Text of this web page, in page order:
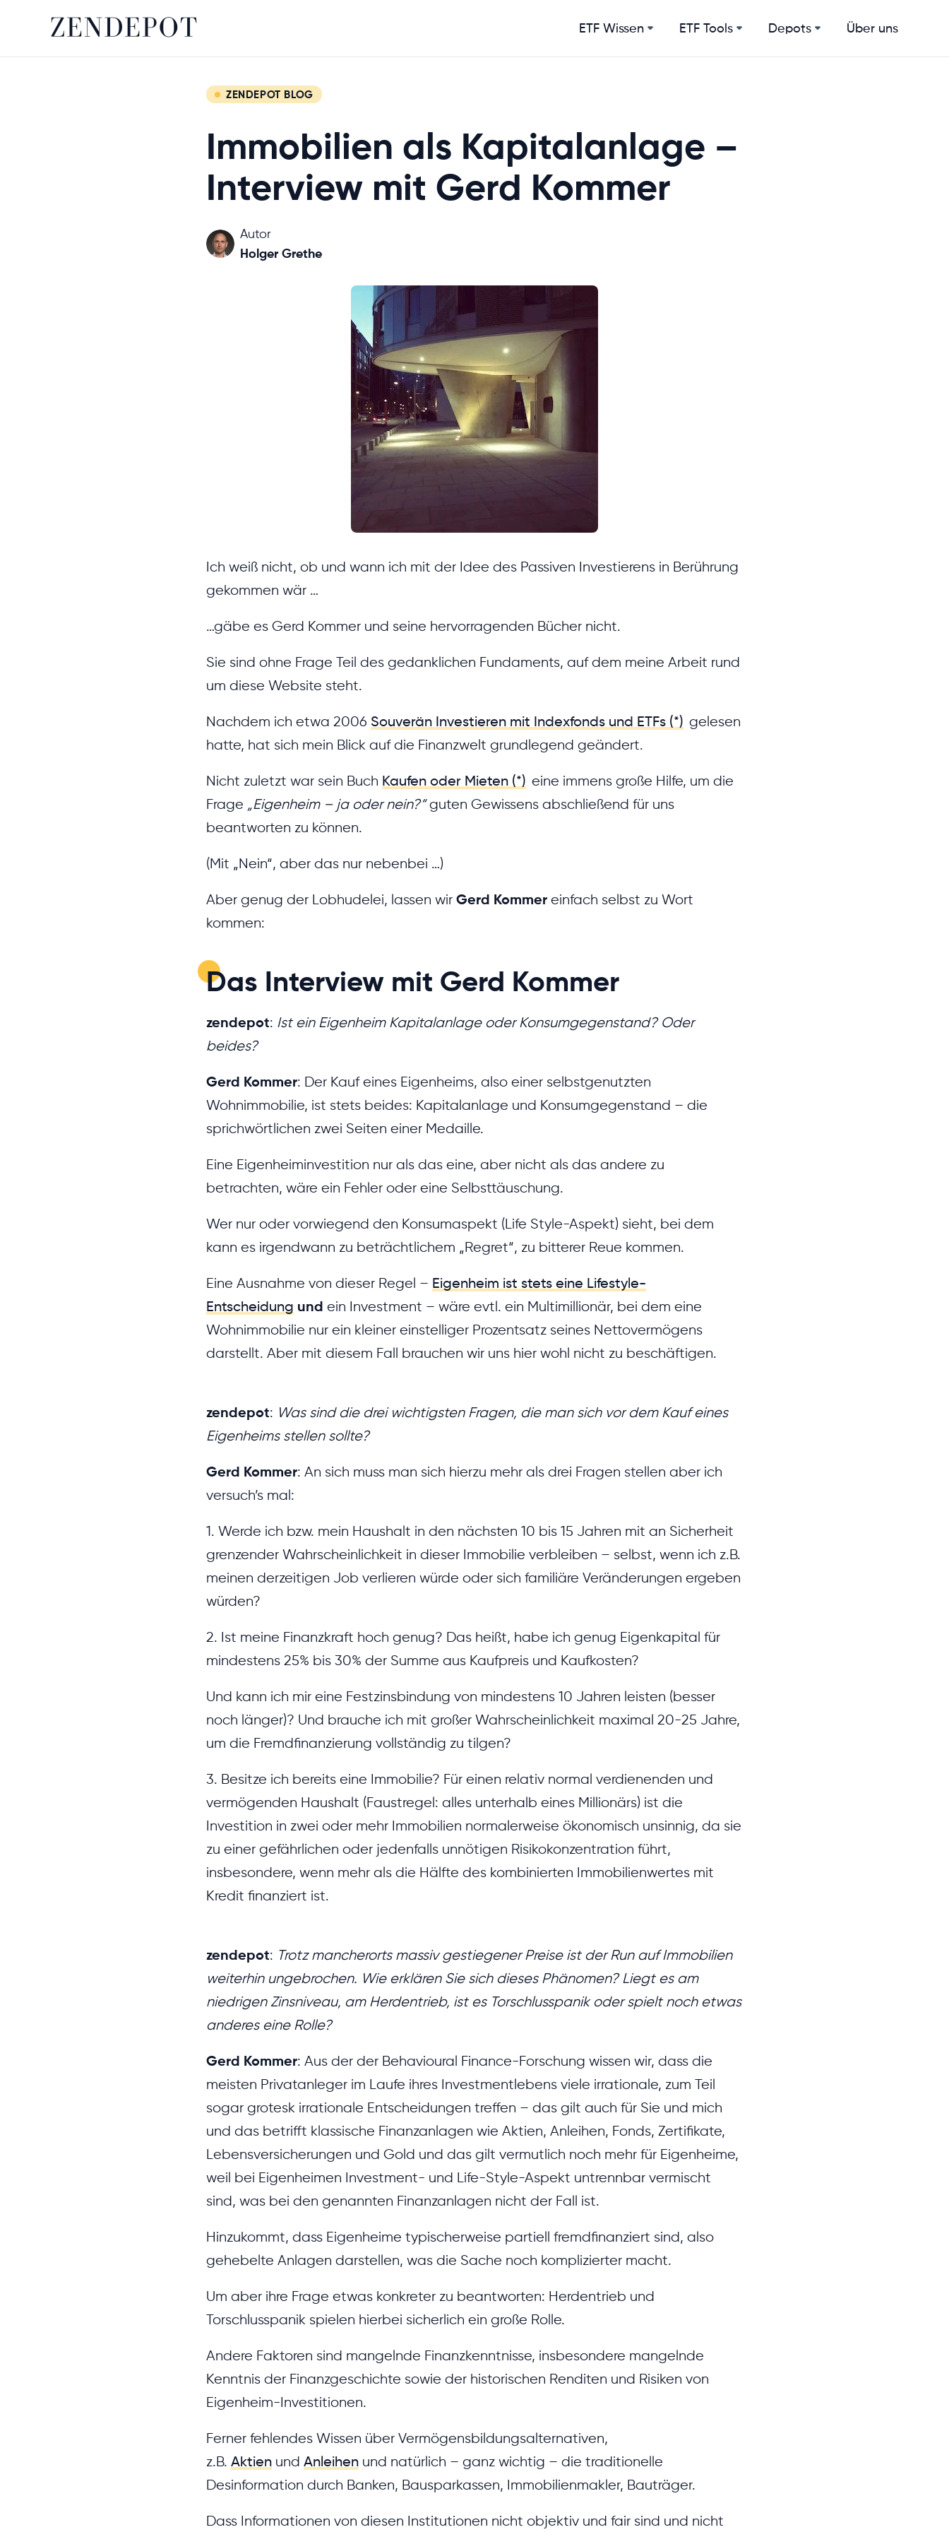
ETF Wissen ETF Tools Depots Über uns
ZENDEPOT BLOG
Immobilien als Kapitalanlage –
Interview mit Gerd Kommer
Autor
Holger Grethe
Ich weiß nicht, ob und wann ich mit der Idee des Passiven Investierens in Berührung
gekommen wär …
…gäbe es Gerd Kommer und seine hervorragenden Bücher nicht.
Sie sind ohne Frage Teil des gedanklichen Fundaments, auf dem meine Arbeit rund
um diese Website steht.
Nachdem ich etwa 2006 Souverän Investieren mit Indexfonds und ETFs (*) gelesen
hatte, hat sich mein Blick auf die Finanzwelt grundlegend geändert.
Nicht zuletzt war sein Buch Kaufen oder Mieten (*) eine immens große Hilfe, um die
Frage „Eigenheim – ja oder nein?“guten Gewissens abschließend für uns
beantworten zu können.
(Mit „Nein“, aber das nur nebenbei …)
Aber genug der Lobhudelei, lassen wir Gerd Kommer einfach selbst zu Wort
kommen:
Das Interview mit Gerd Kommer
zendepot: Ist ein Eigenheim Kapitalanlage oder Konsumgegenstand? Oder
beides?
Gerd Kommer: Der Kauf eines Eigenheims, also einer selbstgenutzten
Wohnimmobilie, ist stets beides: Kapitalanlage und Konsumgegenstand – die
sprichwörtlichen zwei Seiten einer Medaille.
Eine Eigenheiminvestition nur als das eine, aber nicht als das andere zu
betrachten, wäre ein Fehler oder eine Selbsttäuschung.
Wer nur oder vorwiegend den Konsumaspekt (Life Style-Aspekt) sieht, bei dem
kann es irgendwann zu beträchtlichem „Regret“, zu bitterer Reue kommen.
Eine Ausnahme von dieser Regel – Eigenheim ist stets eine Lifestyle-
Entscheidung und ein Investment – wäre evtl. ein Multimillionär, bei dem eine
Wohnimmobilie nur ein kleiner einstelliger Prozentsatz seines Nettovermögens
darstellt. Aber mit diesem Fall brauchen wir uns hier wohl nicht zu beschäftigen.
zendepot: Was sind die drei wichtigsten Fragen, die man sich vor dem Kauf eines
Eigenheims stellen sollte?
Gerd Kommer: An sich muss man sich hierzu mehr als drei Fragen stellen aber ich
versuch’s mal:
1. Werde ich bzw. mein Haushalt in den nächsten 10 bis 15 Jahren mit an Sicherheit
grenzender Wahrscheinlichkeit in dieser Immobilie verbleiben – selbst, wenn ich z.B.
meinen derzeitigen Job verlieren würde oder sich familiäre Veränderungen ergeben
würden?
2. Ist meine Finanzkraft hoch genug? Das heißt, habe ich genug Eigenkapital für
mindestens 25% bis 30% der Summe aus Kaufpreis und Kaufkosten?
Und kann ich mir eine Festzinsbindung von mindestens 10 Jahren leisten (besser
noch länger)? Und brauche ich mit großer Wahrscheinlichkeit maximal 20-25 Jahre,
um die Fremdfinanzierung vollständig zu tilgen?
3. Besitze ich bereits eine Immobilie? Für einen relativ normal verdienenden und
vermögenden Haushalt (Faustregel: alles unterhalb eines Millionärs) ist die
Investition in zwei oder mehr Immobilien normalerweise ökonomisch unsinnig, da sie
zu einer gefährlichen oder jedenfalls unnötigen Risikokonzentration führt,
insbesondere, wenn mehr als die Hälfte des kombinierten Immobilienwertes mit
Kredit finanziert ist.
zendepot: Trotz mancherorts massiv gestiegener Preise ist der Run auf Immobilien
weiterhin ungebrochen. Wie erklären Sie sich dieses Phänomen? Liegt es am
niedrigen Zinsniveau, am Herdentrieb, ist es Torschlusspanik oder spielt noch etwas
anderes eine Rolle?
Gerd Kommer: Aus der der Behavioural Finance-Forschung wissen wir, dass die
meisten Privatanleger im Laufe ihres Investmentlebens viele irrationale, zum Teil
sogar grotesk irrationale Entscheidungen treffen – das gilt auch für Sie und mich
und das betrifft klassische Finanzanlagen wie Aktien, Anleihen, Fonds, Zertifikate,
Lebensversicherungen und Gold und das gilt vermutlich noch mehr für Eigenheime,
weil bei Eigenheimen Investment- und Life-Style-Aspekt untrennbar vermischt
sind, was bei den genannten Finanzanlagen nicht der Fall ist.
Hinzukommt, dass Eigenheime typischerweise partiell fremdfinanziert sind, also
gehebelte Anlagen darstellen, was die Sache noch komplizierter macht.
Um aber ihre Frage etwas konkreter zu beantworten: Herdentrieb und
Torschlusspanik spielen hierbei sicherlich ein große Rolle.
Andere Faktoren sind mangelnde Finanzkenntnisse, insbesondere mangelnde
Kenntnis der Finanzgeschichte sowie der historischen Renditen und Risiken von
Eigenheim-Investitionen.
Ferner fehlendes Wissen über Vermögensbildungsalternativen,
z.B. Aktien und Anleihen und natürlich – ganz wichtig – die traditionelle
Desinformation durch Banken, Bausparkassen, Immobilienmakler, Bauträger.
Dass Informationen von diesen Institutionen nicht objektiv und fair sind und nicht